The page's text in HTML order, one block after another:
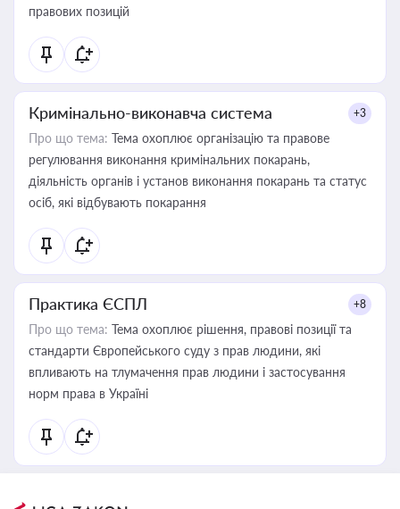
правових позицій
Кримінально-виконавча система +3
Про що тема: Тема охоплює організацію та правове
регулювання виконання кримінальних покарань,
діяльність органів і установ виконання покарань та статус
осіб, які відбувають покарання
Практика ЄСПЛ +8
Про що тема: Тема охоплює рішення, правові позиції та
стандарти Європейського суду з прав людини, які
впливають на тлумачення прав людини і застосування
норм права в Україні